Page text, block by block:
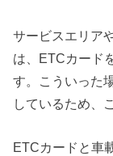
サービスエリア
は、ETCカード
す。こういった
しているため、
ETCカードと車